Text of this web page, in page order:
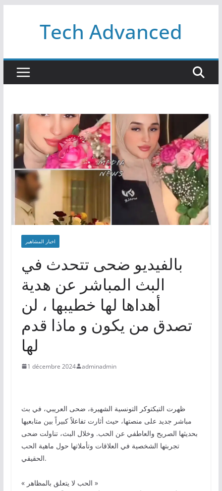
Tech Advanced
اخبار المشاهير
بالفيديو ضحى تتحدث في
البث المباشر عن هدية
أهداها لها خطيبها ، لن
تصدق من يكون و ماذا قدم
لها
1 décembre 2024 adminadmin
ظهرت التيكتوكر التونسية الشهيرة، ضحى العريبي، في بث
مباشر جديد على منصتها، حيث أثارت تفاعلاً كبيراً بين متابعيها
بحديثها الصريح والعاطفي عن الحب. وخلال البث، تناولت ضحى
تجربتها الشخصية في العلاقات وتأملاتها حول ماهية الحب
الحقيقي.
« الحب لا يتعلق بالمظاهر »